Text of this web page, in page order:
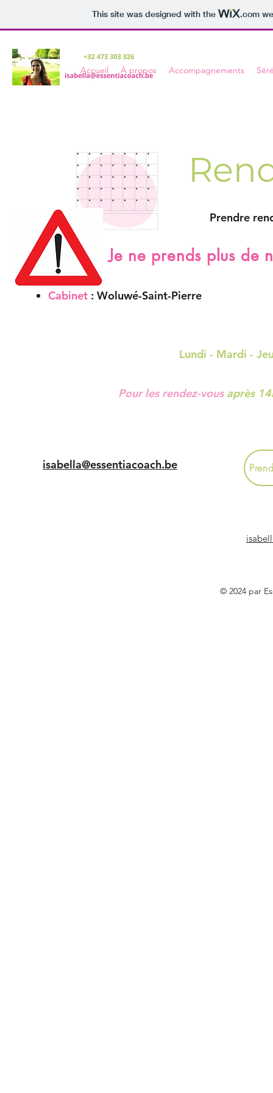
This site was designed with the .com
Accueil À propos Accompagnements
Prendre rendez-
Cabinet : Woluwé-Saint-Pierre
Lundi - Mardi - Jeudi -
Pourles rendez-vous après
Je ne prends plus de
isabella@essentiacoach.be
© 2024 par